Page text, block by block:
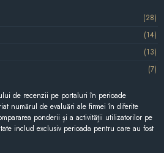
(28)
(14)
(13)
(7)
de recenzii pe portaluri în perioade
numărul de evaluări ale firmei în diferite
ponderii și a activității utilizatorilor pe
includ exclusiv perioada pentru care au fost